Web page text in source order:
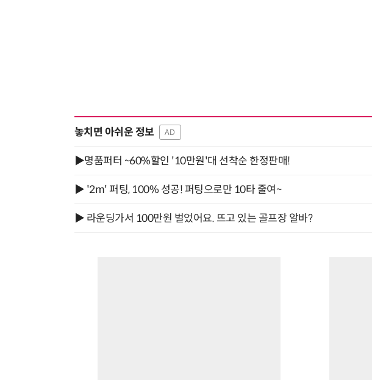
놓치면 아쉬운 정보 AD
▶명품퍼터 ~60%할인 '10만원'대 선착순 한정판매!
▶ '2m' 퍼팅, 100% 성공! 퍼팅으로만 10타 줄여~
▶ 라운딩가서 100만원 벌었어요. 뜨고 있는 골프장 알바?